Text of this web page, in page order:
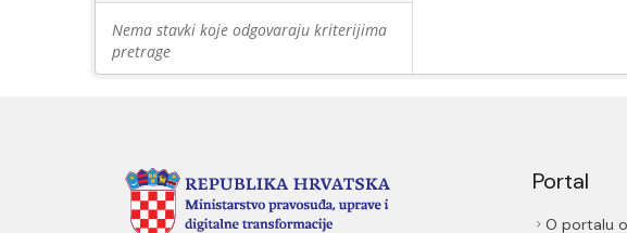
Nema stavki koje odgovaraju kriterijima
pretrage